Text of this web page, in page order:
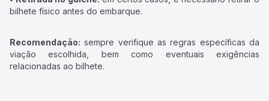
bilhete físico antes do embarque.
Recomendação: sempre verifique as regras específicas da
viação escolhida, bem como eventuais exigências
relacionadas ao bilhete.